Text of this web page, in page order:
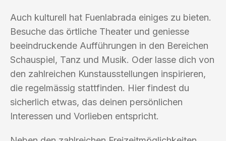
Auch kulturell hat Fuenlabrada einiges zu bieten.
Besuche das örtliche Theater und geniesse
beeindruckende Aufführungen in den Bereichen
Schauspiel, Tanz und Musik. Oder lasse dich von
den zahlreichen Kunstausstellungen inspirieren,
die regelmässig stattfinden. Hier findest du
sicherlich etwas, das deinen persönlichen
Interessen und Vorlieben entspricht.